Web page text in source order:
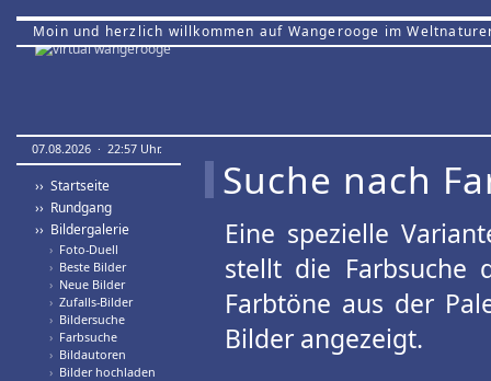
Moin und herzlich willkommen auf Wangerooge im
07.08.2026 · 22:57 Uhr.
›› Startseite
›› Rundgang
›› Bildergalerie
› Foto-Duell
› Beste Bilder
› Neue Bilder
› Zufalls-Bilder
› Bildersuche
› Farbsuche
› Bildautoren
› Bilder hochladen
Suche nach
Eine spezielle
stellt die Farbsuche
Farbtöne aus der
Bilder angezeigt.